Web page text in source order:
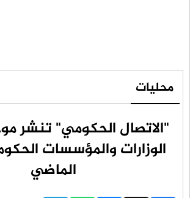
محليات
"الاتصال الحكومي" تنشر
الوزارات والمؤسسات
الماضي